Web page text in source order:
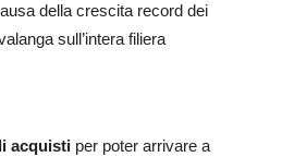
della crescita record dei
sull’intera filiera
acquisti per poter arrivare a